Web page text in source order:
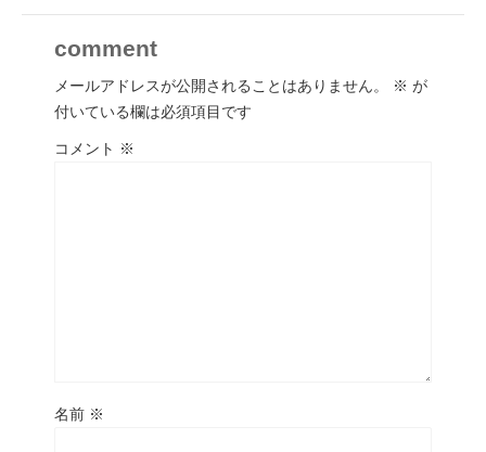
comment
メールアドレスが公開されることはありません。 ※ が
付いている欄は必須項目です
コメント ※
名前 ※